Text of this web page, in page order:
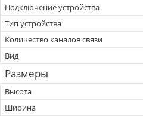
Подключение устройства
Тип устройства
Количество каналов связи
Вид
Размеры
Высота
Ширина